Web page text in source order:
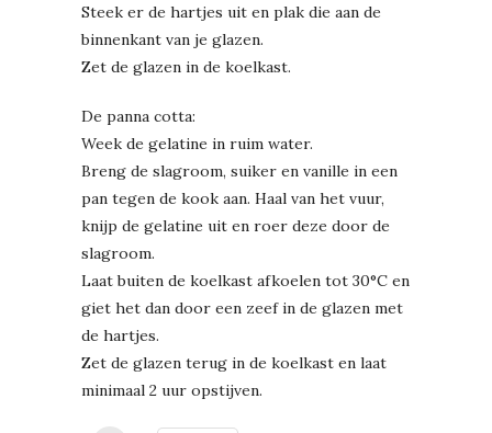
Steek er de hartjes uit en plak die aan de
binnenkant van je glazen.
Zet de glazen in de koelkast.
De panna cotta:
Week de gelatine in ruim water.
Breng de slagroom, suiker en vanille in een
pan tegen de kook aan. Haal van het vuur,
knijp de gelatine uit en roer deze door de
slagroom.
Laat buiten de koelkast afkoelen tot 30°C en
giet het dan door een zeef in de glazen met
de hartjes.
Zet de glazen terug in de koelkast en laat
minimaal 2 uur opstijven.